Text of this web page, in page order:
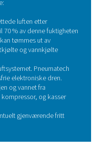
i
vann og
fjerne fuktighet
beskytter nedstrøms
effektivitet og